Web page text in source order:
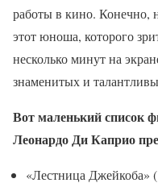
работы в кино. Конечно,
этот юноша, которого
несколько минут на
знаменитых и
Вот маленький список
Леонардо Ди Каприо
«Лестница Джейкоба»